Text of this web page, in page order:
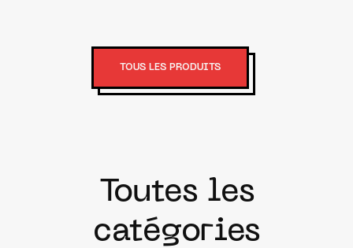
TOUS LES PRODUITS
Toutes les
catégories